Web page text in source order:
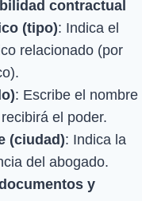
contractual
(tipo): Indica el
relacionado (por
: Escribe el nombre
el poder.
(ciudad): Indica la
del abogado.
y